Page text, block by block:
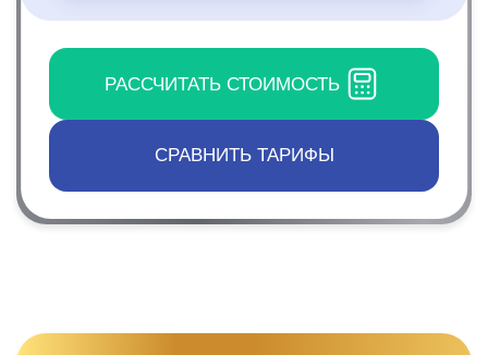
РАССЧИТАТЬ СТОИМОСТЬ
СРАВНИТЬ ТАРИФЫ